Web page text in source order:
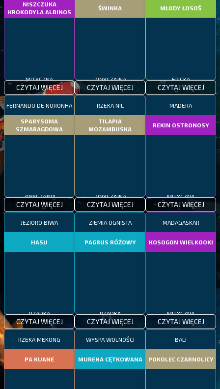
NISZCZUKA
KROKODYLA ALBINOS
MITYCZNA
CZYTAJ WIĘCEJ
ŚWINKA
ZWYCZAJNA
CZYTAJ WIĘCEJ
MŁODY ŁOSOŚ
EPICKA
CZYTAJ WIĘCEJ
FERNANDO DE NORONHA
SPARYSOMA
SZMARAGDOWA
ZWYCZAJNA
CZYTAJ WIĘCEJ
RZEKA NIL
TILAPIA
MOZAMBIJSKA
ZWYCZAJNA
CZYTAJ WIĘCEJ
MADERA
REKIN OSTRONOSY
MITYCZNA
CZYTAJ WIĘCEJ
JEZIORO BIWA
HASU
RZADKA
CZYTAJ WIĘCEJ
ZIEMIA OGNISTA
PAGRUS RÓŻOWY
RZADKA
CZYTAJ WIĘCEJ
MADAGASKAR
KOSOGON WIELKOOKI
MITYCZNA
CZYTAJ WIĘCEJ
RZEKA MEKONG
PA KUANE
WYSPA WOLNOŚCI
MURENA CĘTKOWANA
BALI
POKOLEC CZARNOLICY